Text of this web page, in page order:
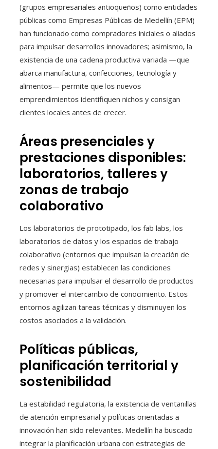
(grupos empresariales antioqueños) como entidades
públicas como Empresas Públicas de Medellín (EPM)
han funcionado como compradores iniciales o aliados
para impulsar desarrollos innovadores; asimismo, la
existencia de una cadena productiva variada —que
abarca manufactura, confecciones, tecnología y
alimentos— permite que los nuevos
emprendimientos identifiquen nichos y consigan
clientes locales antes de crecer.
Áreas presenciales y
prestaciones disponibles:
laboratorios, talleres y
zonas de trabajo
colaborativo
Los laboratorios de prototipado, los fab labs, los
laboratorios de datos y los espacios de trabajo
colaborativo (entornos que impulsan la creación de
redes y sinergias) establecen las condiciones
necesarias para impulsar el desarrollo de productos
y promover el intercambio de conocimiento. Estos
entornos agilizan tareas técnicas y disminuyen los
costos asociados a la validación.
Políticas públicas,
planificación territorial y
sostenibilidad
La estabilidad regulatoria, la existencia de ventanillas
de atención empresarial y políticas orientadas a
innovación han sido relevantes. Medellín ha buscado
integrar la planificación urbana con estrategias de